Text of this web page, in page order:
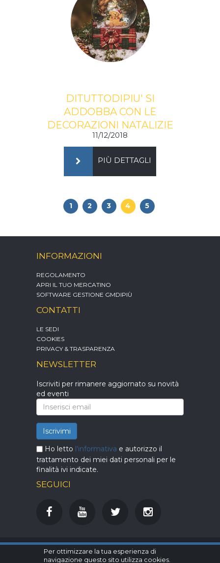
DITUTTODIPIU' SI
ADDOBBA CON LE
DECORAZIONI NATALIZIE
11/12/2018
PIÙ DETTAGLI
1 2 3 4 5
INFORMAZIONI
REGOLAMENTO
APRI IL TUO MERCATINO
SOFTWARE GESTIONE GMDIPIÙ
CONTATTI
LE SEDI
COOKIES
PRIVACY & TRASPARENZA
NEWSLETTER
Iscriviti per rimanere aggiornato su novità
ed eventi
Iscrivimi
Ho letto l'informativa e autorizzo il
trattamento dei miei dati personali per le
finalità ivi indicate.
SEGUICI
DiTuttoDiPiù S.r.l. - Mercatino dell'usato
Per ottimizzare la tua esperienza di
navigazione questo sito utilizza cookies.